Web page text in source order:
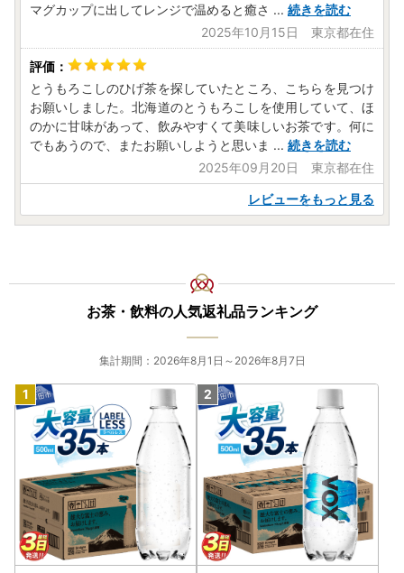
マグカップに出してレンジで温めると癒さ ... 続きを読む
2025年10月15日 東京都在住
とうもろこしのひげ茶を探していたところ、こちらを見つけ
お願いしました。北海道のとうもろこしを使用していて、ほ
のかに甘味があって、飲みやすくて美味しいお茶です。何に
でもあうので、またお願いしようと思いま ... 続きを読む
2025年09月20日 東京都在住
レビューをもっと見る
お茶・飲料の人気返礼品ランキング
集計期間：2026年8月1日～2026年8月7日